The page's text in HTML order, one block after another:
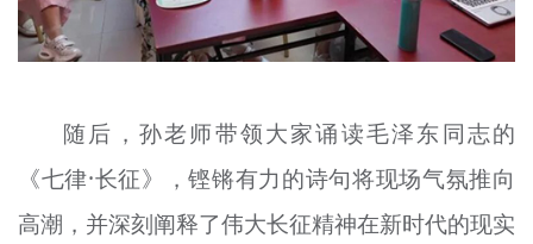
随后，孙老师带领大家诵读毛泽东同志的
《七律·长征》，铿锵有力的诗句将现场气氛推向
高潮，并深刻阐释了伟大长征精神在新时代的现实